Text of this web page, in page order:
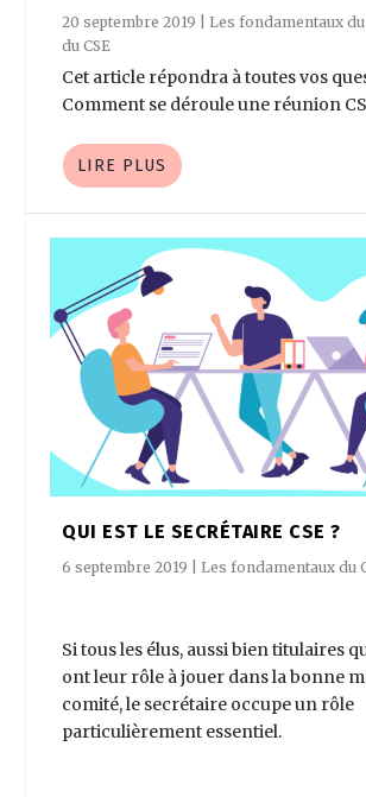
20 septembre 2019 Les fondamentaux du
du CSE
Cet article répondra à toutes vos
Comment se déroule une réunion
LIRE PLUS
QUI EST LE SECRÉTAIRE CSE ?
6 septembre 2019 Les fondamentaux du
Si tous les élus, aussi bien titulaires
ont leur rôle à jouer dans la bonne
comité, le secrétaire occupe un rôle
particulièrement essentiel.